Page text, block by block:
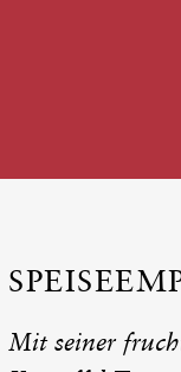
Mit seiner